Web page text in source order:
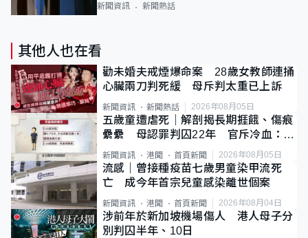
新聞資訊 新聞熱話
其他人也在看
勸未婚夫戒煙爆命案 28歲女教師連捅
心臟兩刀判死緩 母斥判太重已上訴
新聞資訊 新聞熱話 2026年08月05日
五歲童遭虐死｜解剖揭長期捱餓、傷痕
纍纍 母認罪判囚22年 官斥冷血：同
類案最惡劣
新聞資訊 港聞 首頁新聞 2026年08月05日
流感｜曾接種疫苗七歲男童染甲流死
亡 成今年首宗兒童感染離世個案
新聞資訊 港聞 首頁新聞 2026年08月04日
涉前年於新加坡機場傷人 港人母子分
別判囚半年、10日